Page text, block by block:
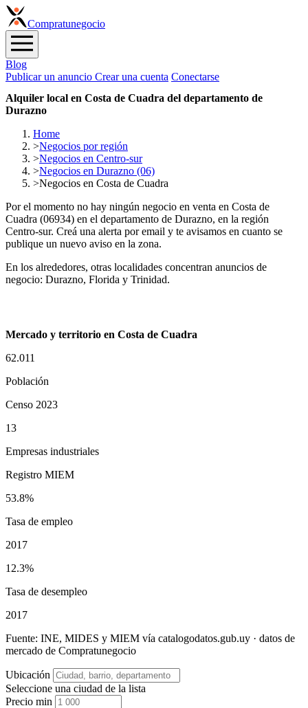
Compratunegocio
Blog
Publicar un anuncio Crear una cuenta Conectarse
Alquiler local en Costa de Cuadra del departamento de
Durazno
Home
>Negocios por región
>Negocios en Centro-sur
>Negocios en Durazno (06)
>Negocios en Costa de Cuadra
Por el momento no hay ningún negocio en venta en Costa de
Cuadra (06934) en el departamento de Durazno, en la región
Centro-sur. Creá una alerta por email y te avisamos en cuanto se
publique un nuevo aviso en la zona.
En los alrededores, otras localidades concentran anuncios de
negocio: Durazno, Florida y Trinidad.
Mercado y territorio en Costa de Cuadra
62.011
Población
Censo 2023
13
Empresas industriales
Registro MIEM
53.8%
Tasa de empleo
2017
12.3%
Tasa de desempleo
2017
Fuente: INE, MIDES y MIEM vía catalogodatos.gub.uy · datos de
mercado de Compratunegocio
Ubicación
Seleccione una ciudad de la lista
Precio min